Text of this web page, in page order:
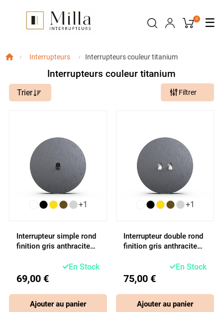
☰
0
Interrupteurs Interrupteurs couleur titanium
Interrupteurs couleur titanium
Trier Filtrer
+1
Interrupteur simple rond
finition gris anthracite
69,00 €
En Stock
Ajouter au panier
+1
Interrupteur double rond
finition gris anthracite
75,00 €
En Stock
Ajouter au panier